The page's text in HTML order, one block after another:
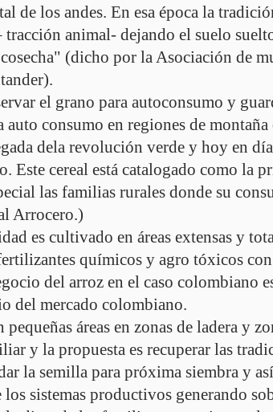
de los andes. En esa época la
animal- dejando el suelo
(dicho por la Asociación de
el grano para autoconsumo y
auto consumo en regiones de
dela revolución verde y hoy en
Este cereal está catalogado como la
las familias rurales donde su
Arrocero.)
es cultivado en áreas extensas y
químicos y agro tóxicos
del arroz en el caso colombiano
del mercado colombiano.
áreas en zonas de ladera y
y la propuesta es recuperar las
la semilla para próxima siembra y
sistemas productivos generando